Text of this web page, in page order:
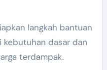
langkah bantuan
kebutuhan dasar dan
terdampak.